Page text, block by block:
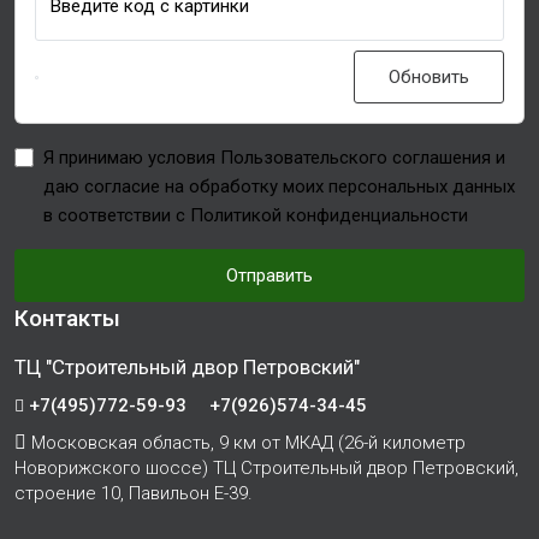
Введите код с картинки
Обновить
Я принимаю условия Пользовательского соглашения и
даю согласие на обработку моих персональных данных
в соответствии с Политикой конфиденциальности
Отправить
Контакты
ТЦ "Строительный двор Петровский"
+7(495)772-59-93
+7(926)574-34-45
Московская область, 9 км от МКАД (26-й километр
Новорижского шоссе) ТЦ Строительный двор Петровский,
строение 10, Павильон Е-39.